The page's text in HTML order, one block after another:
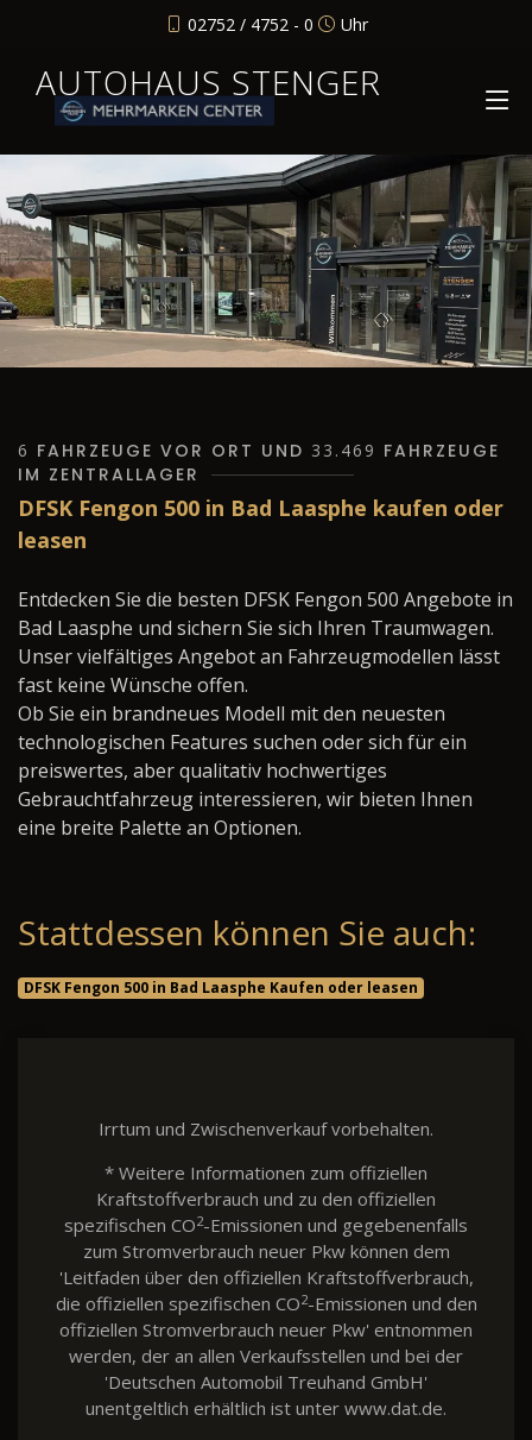
02752 / 4752 - 0 Uhr
AUTOHAUS STENGER
6 FAHRZEUGE VOR ORT UND 33.469 FAHRZEUGE
IM ZENTRALLAGER
DFSK Fengon 500 in Bad Laasphe kaufen oder
leasen
Entdecken Sie die besten DFSK Fengon 500 Angebote in
Bad Laasphe und sichern Sie sich Ihren Traumwagen.
Unser vielfältiges Angebot an Fahrzeugmodellen lässt
fast keine Wünsche offen.
Ob Sie ein brandneues Modell mit den neuesten
technologischen Features suchen oder sich für ein
preiswertes, aber qualitativ hochwertiges
Gebrauchtfahrzeug interessieren, wir bieten Ihnen
eine breite Palette an Optionen.
Stattdessen können Sie auch:
DFSK Fengon 500 in Bad Laasphe Kaufen oder leasen
Irrtum und Zwischenverkauf vorbehalten.
* Weitere Informationen zum offiziellen
Kraftstoffverbrauch und zu den offiziellen
spezifischen CO2-Emissionen und gegebenenfalls
zum Stromverbrauch neuer Pkw können dem
'Leitfaden über den offiziellen Kraftstoffverbrauch,
die offiziellen spezifischen CO2-Emissionen und den
offiziellen Stromverbrauch neuer Pkw' entnommen
werden, der an allen Verkaufsstellen und bei der
'Deutschen Automobil Treuhand GmbH'
unentgeltlich erhältlich ist unter www.dat.de.